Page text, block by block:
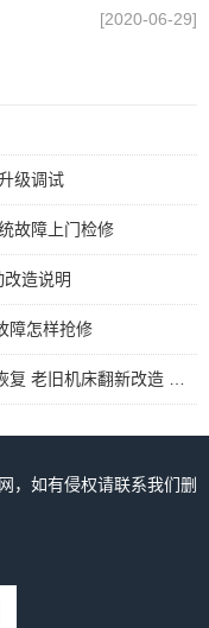
[2020-06-29]
级调试
故障上门检修
造说明
障怎样抢修
，如有侵权请联系我们删